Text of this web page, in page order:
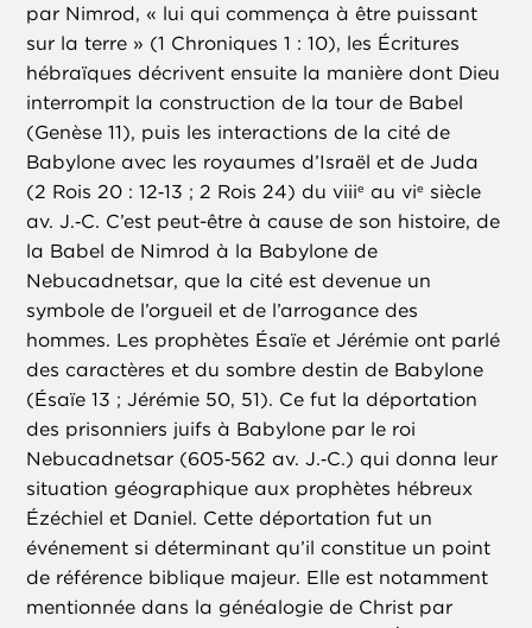
par Nimrod, « lui qui commença à être puissant
sur la terre » (1 Chroniques 1 : 10), les Écritures
hébraïques décrivent ensuite la manière dont Dieu
interrompit la construction de la tour de Babel
(Genèse 11), puis les interactions de la cité de
Babylone avec les royaumes d’Israël et de Juda
(2 Rois 20 : 12‑13 ; 2 Rois 24) du viiie au vie siècle
av. J.‑C. C’est peut-être à cause de son histoire, de
la Babel de Nimrod à la Babylone de
Nebucadnetsar, que la cité est devenue un
symbole de l’orgueil et de l’arrogance des
hommes. Les prophètes Ésaïe et Jérémie ont parlé
des caractères et du sombre destin de Babylone
(Ésaïe 13 ; Jérémie 50, 51). Ce fut la déportation
des prisonniers juifs à Babylone par le roi
Nebucadnetsar (605‑562 av. J.‑C.) qui donna leur
situation géographique aux prophètes hébreux
Ézéchiel et Daniel. Cette déportation fut un
événement si déterminant qu’il constitue un point
de référence biblique majeur. Elle est notamment
mentionnée dans la généalogie de Christ par